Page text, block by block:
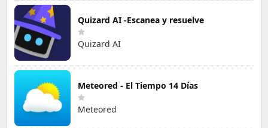
Quizard AI -Escanea y resuelve
Quizard AI
Meteored - El Tiempo 14 Días
Meteored